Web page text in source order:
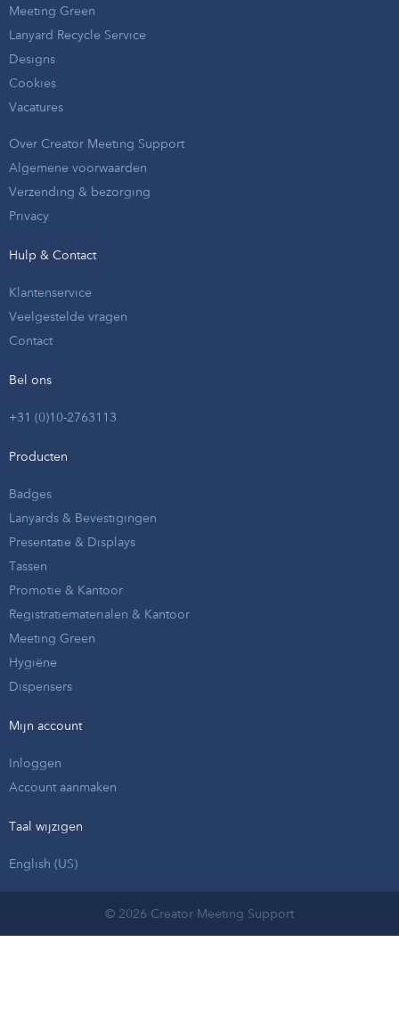
Meeting Green
Lanyard Recycle Service
Designs
Cookies
Vacatures
Over Creator Meeting Support
Algemene voorwaarden
Verzending & bezorging
Privacy
Hulp & Contact
Klantenservice
Veelgestelde vragen
Contact
Bel ons
+31 (0)10-2763113
Producten
Badges
Lanyards & Bevestigingen
Presentatie & Displays
Tassen
Promotie & Kantoor
Registratiematerialen & Kantoor
Meeting Green
Hygiëne
Dispensers
Mijn account
Inloggen
Account aanmaken
Taal wijzigen
English (US)
© 2026 Creator Meeting Support